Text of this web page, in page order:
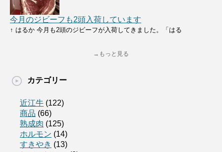
今月のジビーフも2頭入荷しています
↑ はるか 今月も2頭のジビーフが入荷してきました。「はる
→もっと見る
カテゴリー
近江牛 (122)
商品 (66)
熟成肉 (125)
ホルモン (14)
すきやき (13)